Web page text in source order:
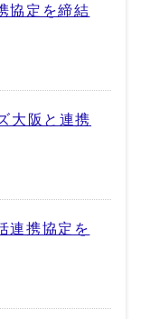
協定を締結
大阪と連携
連携協定を